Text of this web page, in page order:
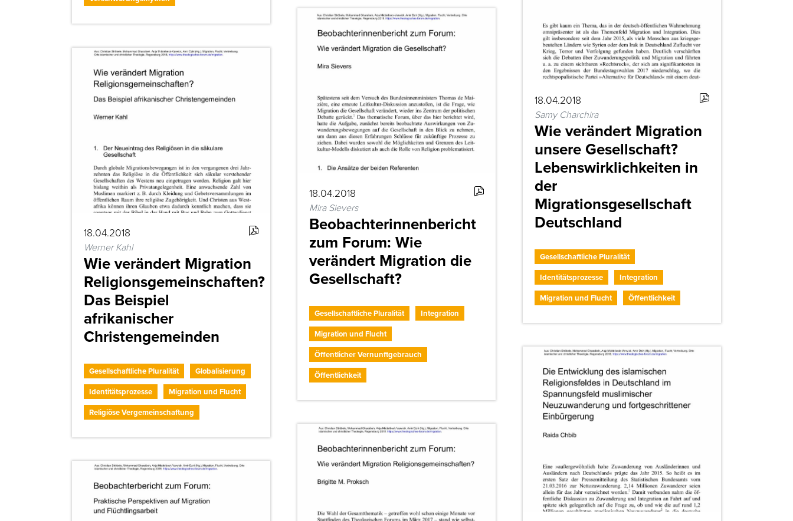
18.04.2018
Samy Charchira
Wie verändert Migration
unsere Gesellschaft?
Lebenswirklichkeiten in
der
Migrationsgesellschaft
Deutschland
Gesellschaftliche Pluralität
Identitätsprozesse
Integration
Migration und Flucht
Öffentlichkeit
18.04.2018
Mira Sievers
Beobachterinnenbericht
zum Forum: Wie
verändert Migration die
Gesellschaft?
Gesellschaftliche Pluralität
Integration
Migration und Flucht
Öffentlicher Vernunftgebrauch
Öffentlichkeit
18.04.2018
Werner Kahl
Wie verändert Migration
Religionsgemeinschaften?
Das Beispiel
afrikanischer
Christengemeinden
Gesellschaftliche Pluralität
Globalisierung
Identitätsprozesse
Migration und Flucht
Religiöse Vergemeinschaftung